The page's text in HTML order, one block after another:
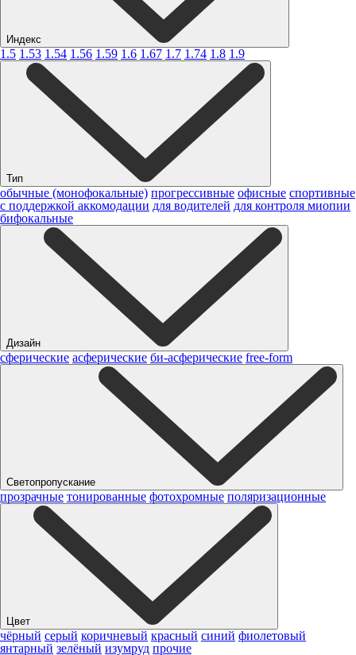
Индекс
1.5 1.53 1.54 1.56 1.59 1.6 1.67 1.7 1.74 1.8 1.9
Тип
обычные (монофокальные) прогрессивные офисные спортивные
с поддержкой аккомодации для водителей для контроля миопии
бифокальные
Дизайн
сферические асферические би-асферические free-form
Светопропускание
прозрачные тонированные фотохромные поляризационные
Цвет
чёрный серый коричневый красный синий фиолетовый
янтарный зелёный изумруд прочие